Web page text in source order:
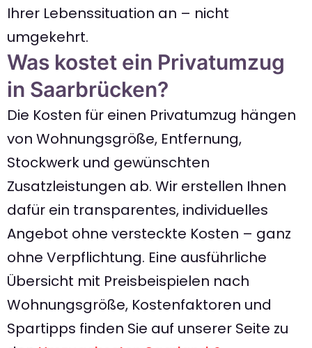
Ihrer Lebenssituation an – nicht
umgekehrt.
Was kostet ein Privatumzug
in Saarbrücken?
Die Kosten für einen Privatumzug hängen
von Wohnungsgröße, Entfernung,
Stockwerk und gewünschten
Zusatzleistungen ab. Wir erstellen Ihnen
dafür ein transparentes, individuelles
Angebot ohne versteckte Kosten – ganz
ohne Verpflichtung. Eine ausführliche
Übersicht mit Preisbeispielen nach
Wohnungsgröße, Kostenfaktoren und
Spartipps finden Sie auf unserer Seite zu